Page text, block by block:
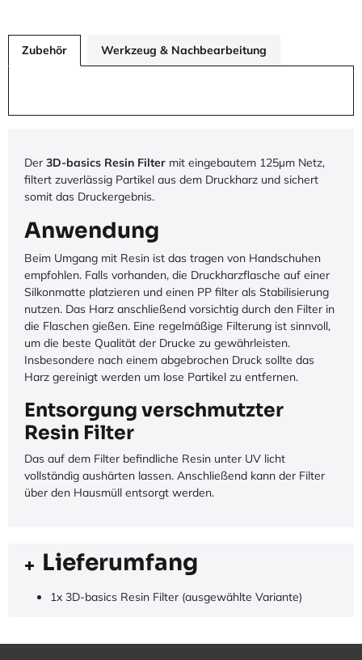
Zubehör Werkzeug & Nachbearbeitung
Der 3D-basics Resin Filter mit eingebautem 125µm Netz,
filtert zuverlässig Partikel aus dem Druckharz und sichert
somit das Druckergebnis.
Anwendung
Beim Umgang mit Resin ist das tragen von Handschuhen
empfohlen. Falls vorhanden, die Druckharzflasche auf einer
Silkonmatte platzieren und einen PP filter als Stabilisierung
nutzen. Das Harz anschließend vorsichtig durch den Filter in
die Flaschen gießen. Eine regelmäßige Filterung ist sinnvoll,
um die beste Qualität der Drucke zu gewährleisten.
Insbesondere nach einem abgebrochen Druck sollte das
Harz gereinigt werden um lose Partikel zu entfernen.
Entsorgung verschmutzter
Resin Filter
Das auf dem Filter befindliche Resin unter UV licht
vollständig aushärten lassen. Anschließend kann der Filter
über den Hausmüll entsorgt werden.
Lieferumfang
1x 3D-basics Resin Filter (ausgewählte Variante)